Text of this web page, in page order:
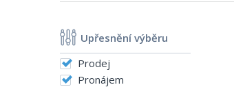
Upřesnění výběru
Prodej
Pronájem